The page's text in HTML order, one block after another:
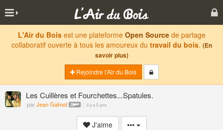
L'Air du Boisest une plateforme Open Sourcede partage
collaboratif ouverte à tous les amoureux du travail du bois. (En
savoir plus)
Rejoindre l'Air du Bois
Les Cuillères et Fourchettes...Spatules.
parJean Galmot il y a 5 ans
J'aime